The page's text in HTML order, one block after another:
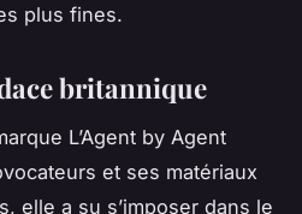
plus fines.
britannique
L’Agent by Agent
et ses matériaux
elle a su s’imposer dans le